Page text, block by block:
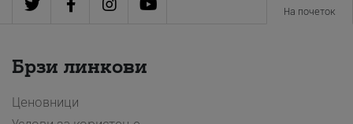
На почеток
Брзи линкови
Ценовници